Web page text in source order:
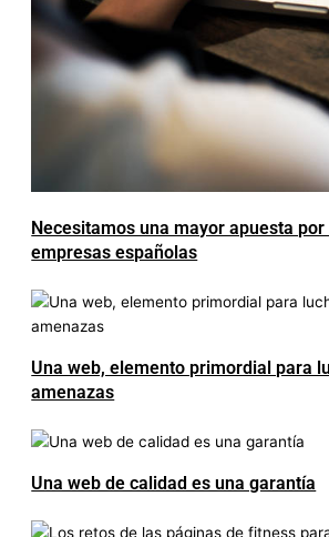
Necesitamos una mayor apuesta
empresas españolas
Una web, elemento primordial para
amenazas
Una web de calidad es una garantía